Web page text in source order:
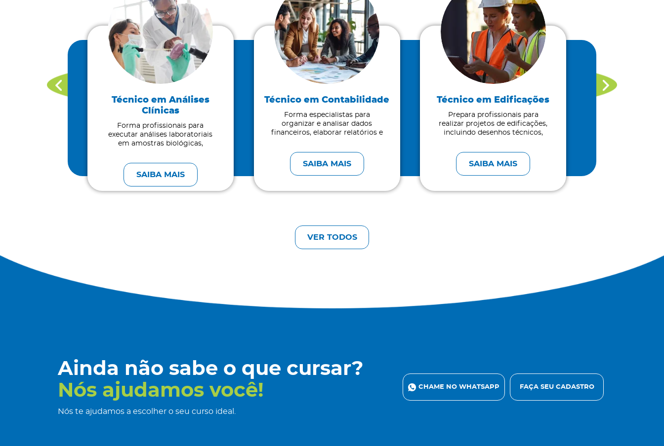
Técnico em Análises
Clínicas
Forma profissionais para
executar análises laboratoriais
em amostras biológicas,
SAIBA MAIS
Técnico em Contabilidade
Forma especialistas para
organizar e analisar dados
financeiros, elaborar relatórios e
SAIBA MAIS
Técnico em Edificações
Prepara profissionais para
realizar projetos de edificações,
incluindo desenhos técnicos,
SAIBA MAIS
VER TODOS
Ainda não sabe o que cursar?
Nós ajudamos você!
Nós te ajudamos a escolher o seu curso ideal.
CHAME NO WHATSAPP FAÇA SEU CADASTRO